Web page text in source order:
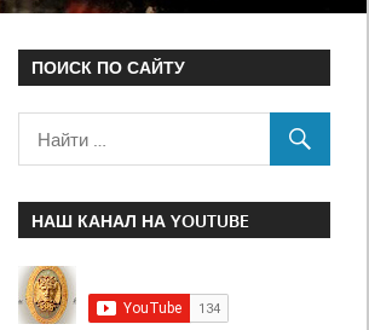
ПОИСК ПО САЙТУ
НАШ КАНАЛ НА YOUTUBE